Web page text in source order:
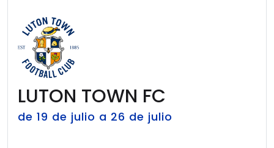
LUTON TOWN FC
de 19 de julio a 26 de julio